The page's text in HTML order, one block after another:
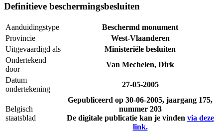
Definitieve beschermingsbesluiten
Aanduidingstype
Beschermd monument
Provincie
West-Vlaanderen
Uitgevaardigd als
Ministeriële besluiten
Ondertekend
door
Van Mechelen, Dirk
Datum
ondertekening
27-05-2005
Belgisch
staatsblad
Gepubliceerd op 30-06-2005, jaargang 175,
nummer 203
De digitale publicatie kan je vinden via deze
link.